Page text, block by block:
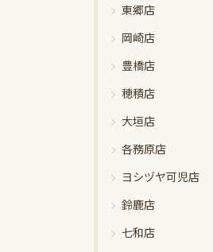
東郷店
岡崎店
豊橋店
穂積店
大垣店
各務原店
ヨシヅヤ可児店
鈴鹿店
七和店